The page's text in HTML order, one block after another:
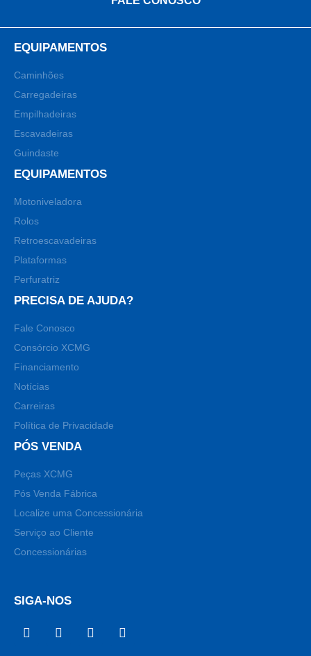
EQUIPAMENTOS
Caminhões
Carregadeiras
Empilhadeiras
Escavadeiras
Guindaste
EQUIPAMENTOS
Motoniveladora
Rolos
Retroescavadeiras
Plataformas
Perfuratriz
PRECISA DE AJUDA?
Fale Conosco
Consórcio XCMG
Financiamento
Notícias
Carreiras
Política de Privacidade
PÓS VENDA
Peças XCMG
Pós Venda Fábrica
Localize uma Concessionária
Serviço ao Cliente
Concessionárias
SIGA-NOS